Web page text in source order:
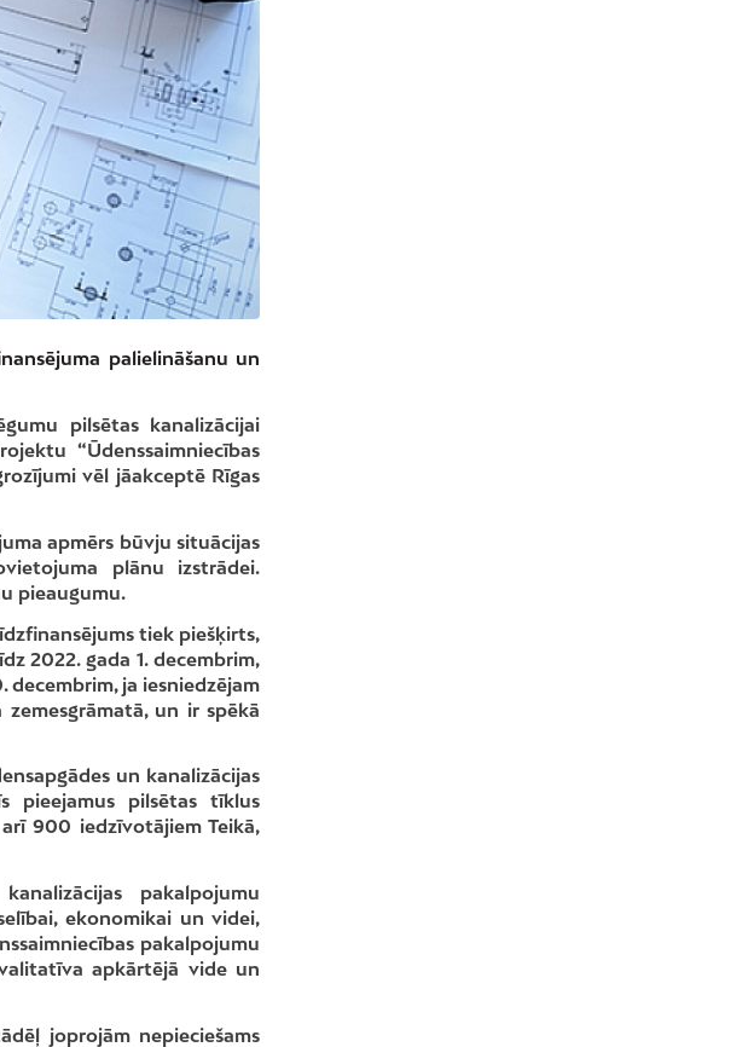
palielināšanu un
pilsētas kanalizācijai
“Ūdenssaimniecības
vēl jāakceptē Rīgas
apmērs būvju situācijas
plānu izstrādei.
pieaugumu.
tiek piešķirts,
2022. gada 1. decembrim,
decembrim, ja iesniedzējam
un ir spēkā
un kanalizācijas
pieejamus pilsētas tīklus
900 iedzīvotājiem Teikā,
pakalpojumu
ekonomikai un videi,
pakalpojumu
apkārtējā vide un
joprojām nepieciešams